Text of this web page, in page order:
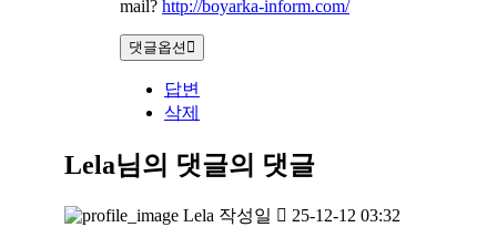
mail? http://boyarka-inform.com/
댓글옵션
답변
삭제
Lela님의 댓글의 댓글
Lela 작성일 25-12-12 03:32